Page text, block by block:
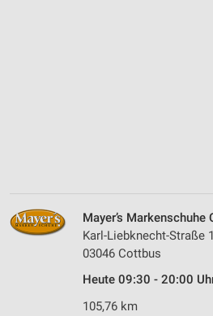
Mayer’s Markenschuhe
Karl-Liebknecht-Straße
03046 Cottbus
Heute 09:30 - 20:00
105,76 km